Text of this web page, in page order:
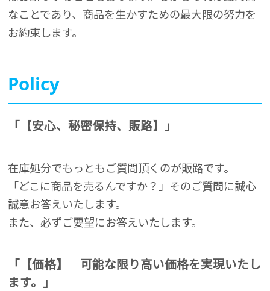
なことであり、商品を生かすための最大限の努力を
お約束します。
Policy
「【安心、秘密保持、販路】」
在庫処分でもっともご質問頂くのが販路です。
「どこに商品を売るんですか？」そのご質問に誠心
誠意お答えいたします。
また、必ずご要望にお答えいたします。
「【価格】 可能な限り高い価格を実現いたし
ます。」